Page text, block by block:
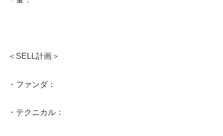
＜SELL計画＞
・ファンダ：
・テクニカル：